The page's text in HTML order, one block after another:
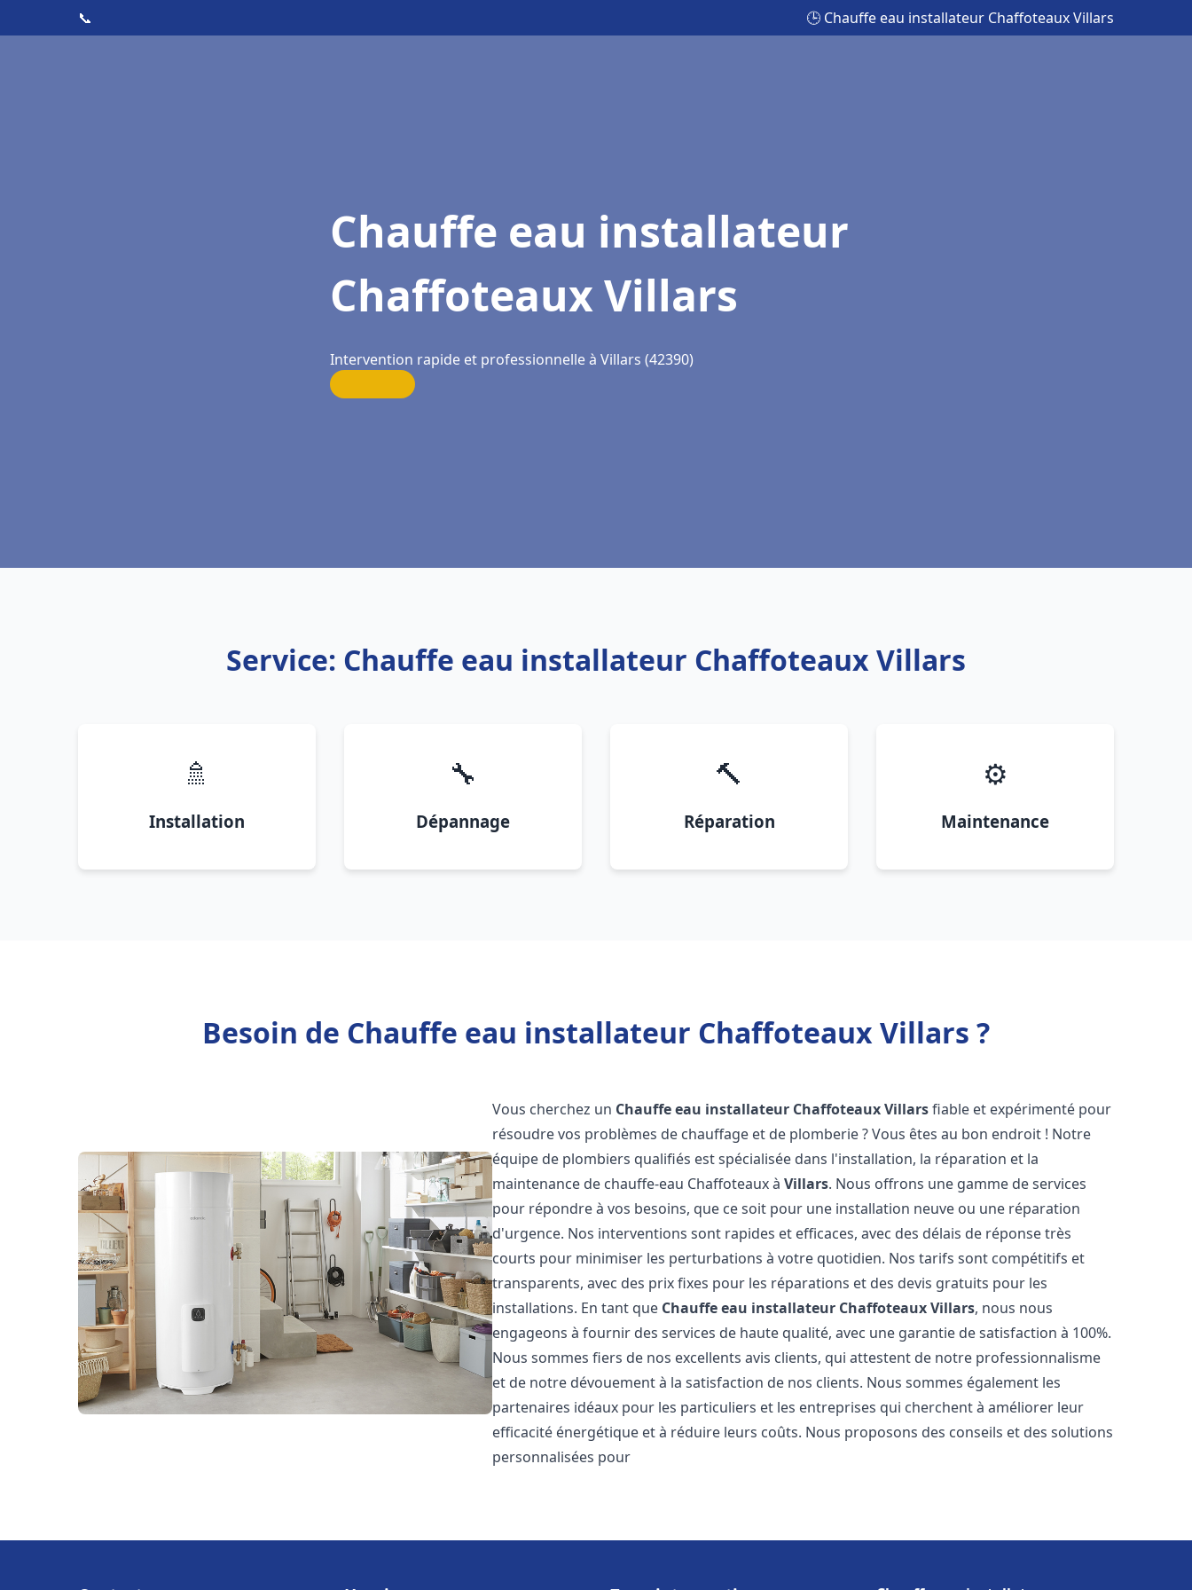
📞 🕒 Chauffe eau installateur Chaffoteaux Villars
Chauffe eau installateur
Chaffoteaux Villars
Intervention rapide et professionnelle à Villars (42390)
Service: Chauffe eau installateur Chaffoteaux Villars
🚿
Installation
🔧
Dépannage
🔨
Réparation
⚙️
Maintenance
Besoin de Chauffe eau installateur Chaffoteaux Villars ?
Vous cherchez un Chauffe eau installateur ChaffoteauxVillarsfiable et expérimenté pour
résoudre vos problèmes de chauffage et de plomberie ? Vous êtes au bon endroit ! Notre
équipe de plombiers qualifiés est spécialisée dans l'installation, la réparation et la
maintenance de chauffe-eau Chaffoteaux àVillars. Nous offrons une gamme de services
pour répondre à vos besoins, que ce soit pour une installation neuve ou une réparation
d'urgence. Nos interventions sont rapides et efficaces, avec des délais de réponse très
courts pour minimiser les perturbations à votre quotidien. Nos tarifs sont compétitifs et
transparents, avec des prix fixes pour les réparations et des devis gratuits pour les
installations. En tant que Chauffe eau installateur ChaffoteauxVillars, nous nous
engageons à fournir des services de haute qualité, avec une garantie de satisfaction à 100%.
Nous sommes fiers de nos excellents avis clients, qui attestent de notre professionnalisme
et de notre dévouement à la satisfaction de nos clients. Nous sommes également les
partenaires idéaux pour les particuliers et les entreprises qui cherchent à améliorer leur
efficacité énergétique et à réduire leurs coûts. Nous proposons des conseils et des solutions
personnalisées pour